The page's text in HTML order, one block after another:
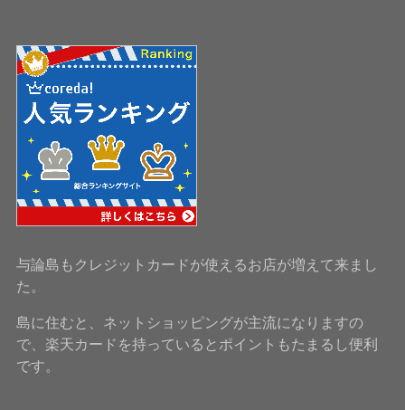
与論島もクレジットカードが使えるお店が増えて来まし
た。
島に住むと、ネットショッピングが主流になりますの
で、楽天カードを持っているとポイントもたまるし便利
です。